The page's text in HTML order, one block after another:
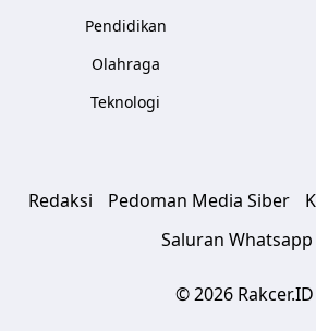
Pendidikan
Olahraga
Teknologi
Redaksi Pedoman Media Siber
Saluran Whatsapp
© 2026 Rakcer.ID